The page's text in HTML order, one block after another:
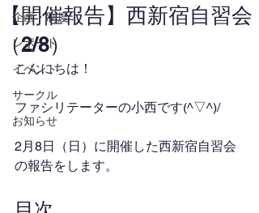
企画・制度
レポート
イベント
サークル
お知らせ
【開催報告】西新宿自習会
（2/8）
こんにちは！
ファシリテーターの小西です(^▽^)/
2月8日（日）に開催した西新宿自習会
の報告をします。